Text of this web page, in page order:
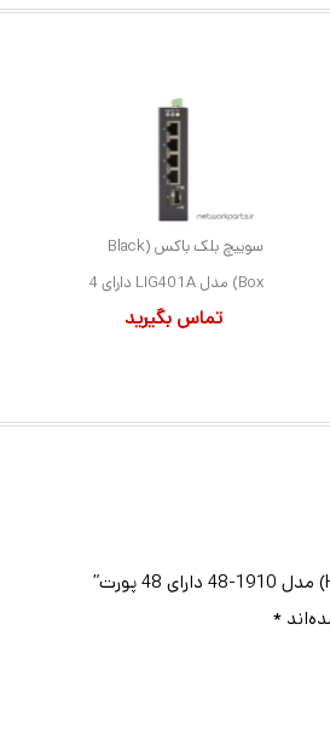
سوییچ بلک باکس (Black
Box) مدل LIG401A دارای 4
تماس بگیرید
*